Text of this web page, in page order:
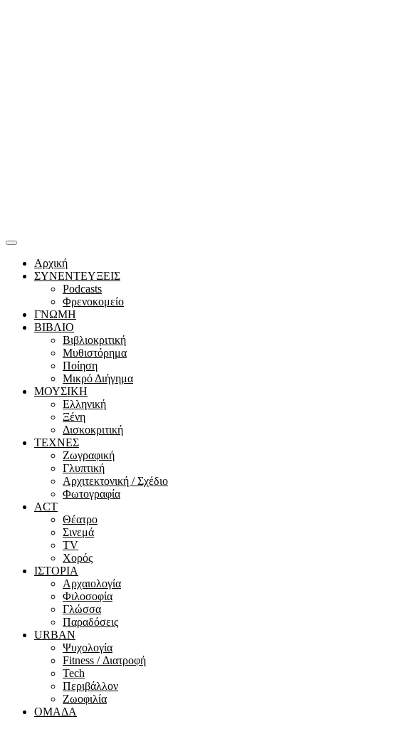
Αρχική
ΣΥΝΕΝΤΕΥΞΕΙΣ
Podcasts
Φρενοκομείο
ΓΝΩΜΗ
ΒΙΒΛΙΟ
Βιβλιοκριτική
Μυθιστόρημα
Ποίηση
Μικρό Διήγημα
ΜΟΥΣΙΚΗ
Ελληνική
Ξένη
Δισκοκριτική
ΤΕΧΝΕΣ
Ζωγραφική
Γλυπτική
Αρχιτεκτονική / Σχέδιο
Φωτογραφία
ACT
Θέατρο
Σινεμά
ΤV
Χορός
ΙΣΤΟΡΙΑ
Αρχαιολογία
Φιλοσοφία
Γλώσσα
Παραδόσεις
URBAN
Ψυχολογία
Fitness / Διατροφή
Tech
Περιβάλλον
Ζωοφιλία
ΟΜΑΔΑ